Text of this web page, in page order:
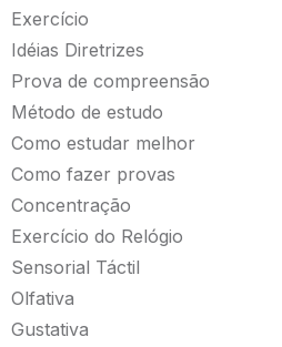
Exercício
Idéias Diretrizes
Prova de compreensão
Método de estudo
Como estudar melhor
Como fazer provas
Concentração
Exercício do Relógio
Sensorial Táctil
Olfativa
Gustativa